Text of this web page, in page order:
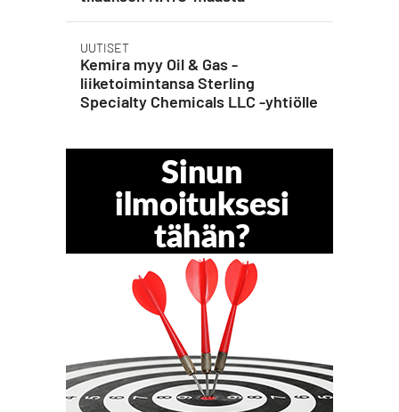
UUTISET
Kemira myy Oil & Gas -
liiketoimintansa Sterling
Specialty Chemicals LLC -yhtiölle